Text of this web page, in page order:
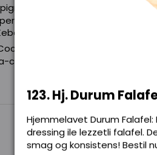
Tacosauce, Spaghetti,
Gorgonzola, Kylling, Chili,
Bearnaise, Tun, Grøn peber
cola zero 0,33, Faxe Kondi
zero 1,5L, Faxe Kondi 1,5L,
123. Hj. Durum
Hjemmelavet Durum
dressing ile lezzetli falafel.
smag og konsistens! Bestil